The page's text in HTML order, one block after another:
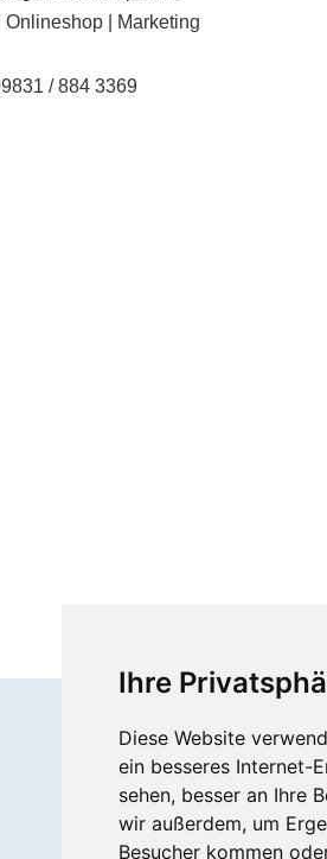
Ihre
Diese Website
ein besseres Internet-
sehen, besser an Ihre
wir außerdem, um
Besucher kommen
Onlineshop | Marketing
/ 884 3369